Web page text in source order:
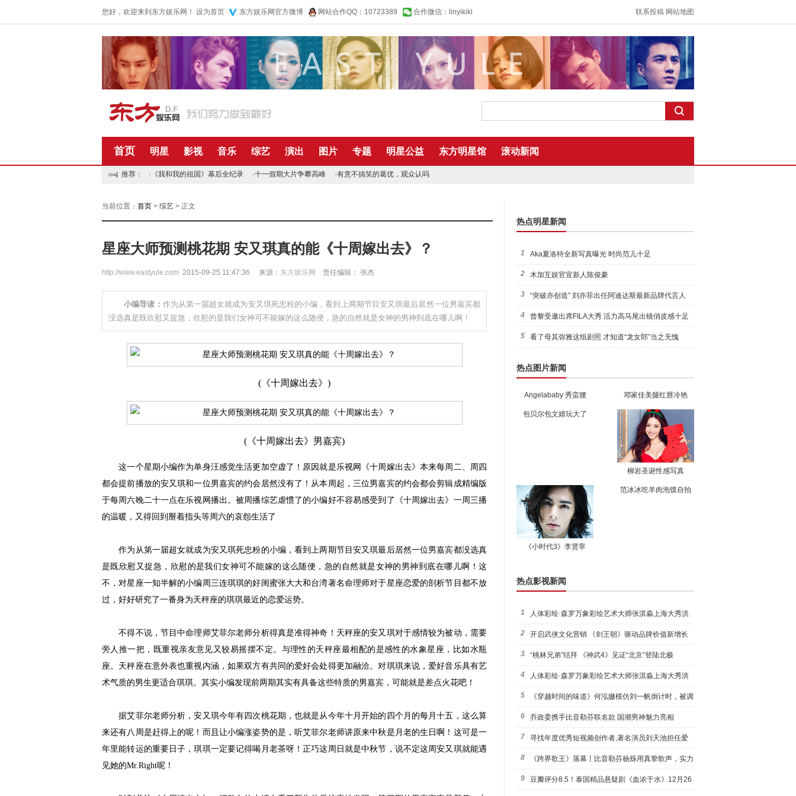
您好，欢迎来到东方娱乐网！ 设为首页 东方娱乐网官方微博 网站合作QQ：10723389 合作微信：linyikiki 联系投稿 网站地图
首页 明星 影视 音乐 综艺 演出 图片 专题 明星公益 东方明星馆 滚动新闻
推荐： · 《我和我的祖国》幕后全纪录 ·十一假期大片争攀高峰 ·有意不搞笑的葛优，观众认吗
当前位置： 首页 > 综艺 > 正文
星座大师预测桃花期 安又琪真的能《十周嫁出去》？
http://www.eastyule.com 2015-09-25 11:47:36 来源： 东方娱乐网 责任编辑： 张杰
小编导读： 作为从第一届超女就成为安又琪死忠粉的小编，看到上两期节目安又琪最后居然一位男嘉宾都
没选真是既欣慰又捉急，欣慰的是我们女神可不能嫁的这么随便，急的自然就是女神的男神到底在哪儿啊！
(《十周嫁出去》)
(《十周嫁出去》男嘉宾)
这一个星期小编作为单身汪感觉生活更加空虚了！原因就是乐视网《十周嫁出去》本来每周二、周四
都会提前播放的安又琪和一位男嘉宾的约会居然没有了！从本周起，三位男嘉宾的约会都会剪辑成精编版
于每周六晚二十一点在乐视网播出。被周播综艺虐惯了的小编好不容易感受到了《十周嫁出去》一周三播
的温暖，又得回到掰着指头等周六的哀怨生活了
作为从第一届超女就成为安又琪死忠粉的小编，看到上两期节目安又琪最后居然一位男嘉宾都没选真
是既欣慰又捉急，欣慰的是我们女神可不能嫁的这么随便，急的自然就是女神的男神到底在哪儿啊！这
不，对星座一知半解的小编周三连琪琪的好闺蜜张大大和台湾著名命理师对于星座恋爱的剖析节目都不放
过，好好研究了一番身为天秤座的琪琪最近的恋爱运势。
不得不说，节目中命理师艾菲尔老师分析得真是准得神奇！天秤座的安又琪对于感情较为被动，需要
旁人推一把，既重视亲友意见又较易摇摆不定。与理性的天秤座最相配的是感性的水象星座，比如水瓶
座。天秤座在意外表也重视内涵，如果双方有共同的爱好会处得更加融洽。对琪琪来说，爱好音乐具有艺
术气质的男生更适合琪琪。其实小编发现前两期其实有具备这些特质的男嘉宾，可能就是差点火花吧！
据艾菲尔老师分析，安又琪今年有四次桃花期，也就是从今年十月开始的四个月的每月十五，这么算
来还有八周是赶得上的呢！而且让小编涨姿势的是，听艾菲尔老师讲原来中秋是月老的生日啊！这可是一
年里能转运的重要日子，琪琪一定要记得喝月老茶呀！正巧这周日就是中秋节，说不定这周安又琪就能遇
见她的Mr.Right呢！
热点明星新闻
1 Aka夏洛特全新写真曝光 时尚范儿十足
2 木加互娱官宣新人陈俊豪
3 “突破亦创造” 刘亦菲出任阿迪达斯最新品牌代言人
引爆
4 曾黎受邀出席FILA大秀 活力高马尾出镜俏皮感十足
5 看了母其弥雅这组剧照 才知道“龙女郎”当之无愧
热点图片新闻
Angelababy 秀蛮腰 邓家佳美腿红唇冷艳
包贝尔包文婧玩大了
柳岩圣诞性感写真
《小时代3》李贤宰
范冰冰吃羊肉泡馍自拍
热点影视新闻
1 人体彩绘·森罗万象彩绘艺术大师张淇淼上海大秀洪
荒宇宙
2 开启武侠文化营销 《剑王朝》驱动品牌价值新增长
3 “桃林兄弟”结拜 《神武4》见证“北京”登陆北极
4 人体彩绘·森罗万象彩绘艺术大师张淇淼上海大秀洪
荒宇宙
5 《穿越时间的味道》何泓姗模仿刘一帆倒计时，被调
侃“学人
6 乔政委携手比音勒芬联名款 国潮男神魅力亮相
7 寻找年度优秀短视频创作者,著名演员刘天池担任爱
奇艺号"奇
8 《跨界歌王》落幕丨比音勒芬杨烁用真挚歌声，实力
圈粉!
9 豆瓣评分8.5！泰国精品悬疑剧《血浓于水》12月26